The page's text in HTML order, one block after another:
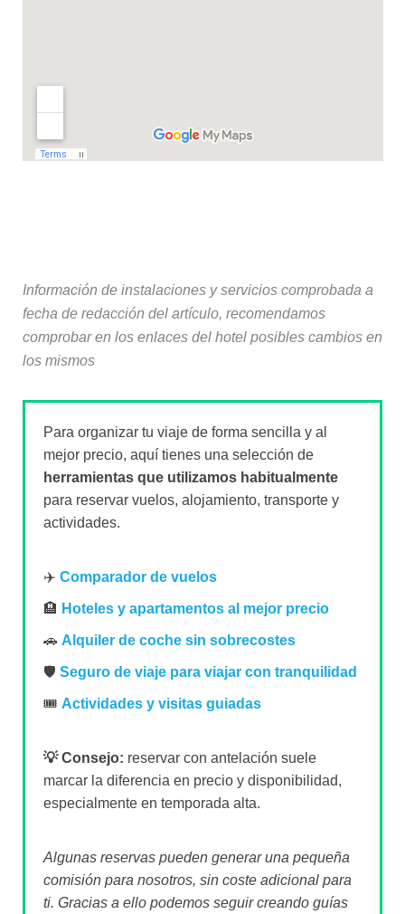
Información de instalaciones y servicios comprobada a
fecha de redacción del artículo, recomendamos
comprobar en los enlaces del hotel posibles cambios en
los mismos
Para organizar tu viaje de forma sencilla y al
mejor precio, aquí tienes una selección de
herramientas que utilizamos habitualmente
para reservar vuelos, alojamiento, transporte y
actividades.
✈️ Comparador de vuelos
🏨 Hoteles y apartamentos al mejor precio
🚗 Alquiler de coche sin sobrecostes
🛡️ Seguro de viaje para viajar con tranquilidad
🎟️ Actividades y visitas guiadas
💡 Consejo: reservar con antelación suele
marcar la diferencia en precio y disponibilidad,
especialmente en temporada alta.
Algunas reservas pueden generar una pequeña
comisión para nosotros, sin coste adicional para
ti. Gracias a ello podemos seguir creando guías